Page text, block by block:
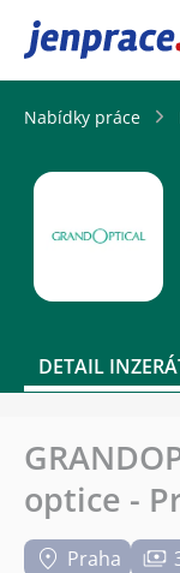
JenPráce.cz
Nabídky práce
DETAIL
optice -
Praha